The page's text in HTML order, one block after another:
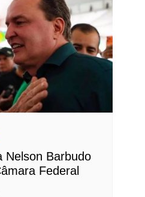
Nelson Barbudo
Federal